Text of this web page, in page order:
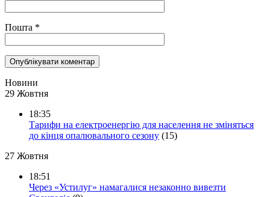
Пошта *
Новини
29 Жовтня
18:35
Тарифи на електроенергію для населення не зміняться
до кінця опалювального сезону (15)
27 Жовтня
18:51
Через «Устилуг» намагалися незаконно вивезти